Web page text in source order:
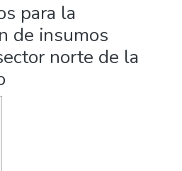
para la
de insumos
norte de la